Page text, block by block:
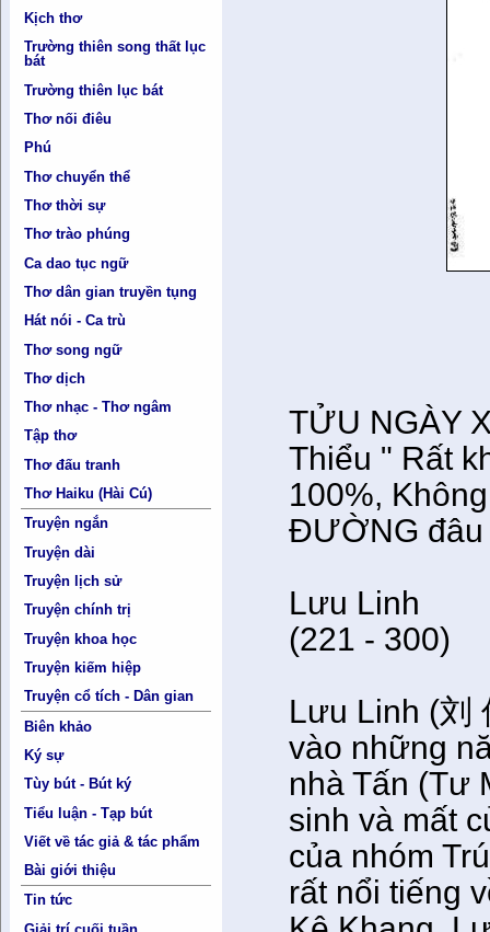
Kịch thơ
Trường thiên song thất lục
bát
Trường thiên lục bát
Thơ nối điêu
Phú
Thơ chuyển thể
Thơ thời sự
Thơ trào phúng
Ca dao tục ngữ
Thơ dân gian truyền tụng
Hát nói - Ca trù
Thơ song ngữ
Thơ dịch
Thơ nhạc - Thơ ngâm
Tập thơ
Thơ đấu tranh
Thơ Haiku (Hài Cú)
Truyện ngắn
Truyện dài
Truyện lịch sử
Truyện chính trị
Truyện khoa học
Truyện kiếm hiệp
Truyện cổ tích - Dân gian
Biên khảo
Ký sự
Tùy bút - Bút ký
Tiểu luận - Tạp bút
Viết về tác giả & tác phẩm
Bài giới thiệu
Tin tức
TỬU NGÀY
Thiểu " Rất
100%,
ĐƯỜNG đâu
Lưu Linh
(221 - 300)
Lưu Linh (刘
vào những
nhà Tấn (Tư
sinh và mất
của nhóm
rất nổi tiếng